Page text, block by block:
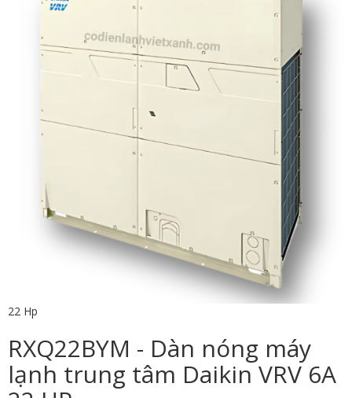
22 Hp
RXQ22BYM - Dàn nóng máy
lạnh trung tâm Daikin VRV 6A